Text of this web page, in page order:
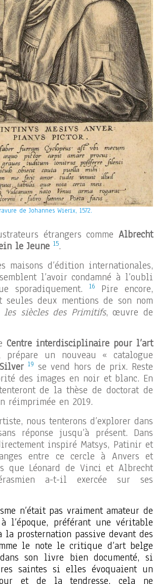
de Johannes Wierix, 1572.
étrangers commeAlbrecht
le Jeune 15.
maisons d’édition internationales,
l’avoir condamné à l’oubli
sporadiquement.
16
Pire encore,
seules deux mentions de son nom
les siècles des Primitifs, œuvre de
Centre interdisciplinaire pour l’art
prépare un nouveau « catalogue
19 se vend hors de prix. Reste
des images en noir et blanc. En
de la thèse de doctorat de
réimprimée en 2019.
nous tenterons d’explorer dans
réponse jusqu’à présent. Dans
inspiré Matsys, Patinir et
entre ce cercle à Anvers et
que Léonard de Vinci et Albrecht
a-t-il exercée sur ses
n’était pas vraiment amateur de
préférant une véritable
prosternation passive devant des
le note le critique d’art belge
son livre bien documenté, si
saintes si elles évoquaient un
et de la tendresse, cela ne